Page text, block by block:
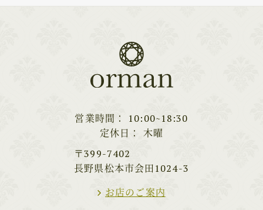
営業時間
10:00~18:30
定休日
木曜
〒399-7402
長野県松本市会田1024-3
お店のご案内